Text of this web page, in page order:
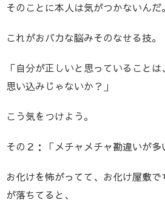
そのことに本人は気がつかないんだ。
これがおバカな脳みそのなせる技。
「自分が正しいと思っていること
思い込みじゃないか？」
こう気をつけよう。
その２：「メチャメチャ勘違いが多
お化けを怖がってて、お化け屋敷
が落ちてると、